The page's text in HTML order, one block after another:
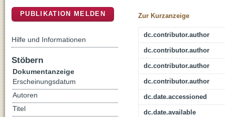
Zur Kurzanzeige
dc.contributor.author
dc.contributor.author
dc.contributor.author
dc.contributor.author
dc.date.accessioned
dc.date.available
PUBLIKATION MELDEN
Hilfe und Informationen
Stöbern
Dokumentanzeige
Erscheinungsdatum
Autoren
Titel